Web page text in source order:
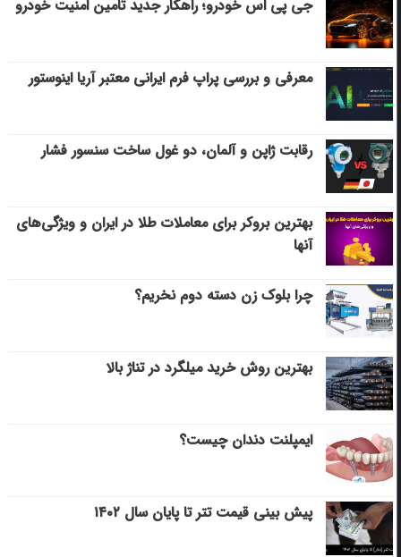
جی پی اس خودرو؛ راهکار جدید تامین امنیت خودرو
معرفی و بررسی پراپ فرم ایرانی معتبر آریا اینوستور
رقابت ژاپن و آلمان، دو غول ساخت سنسور فشار
بهترین بروکر برای معاملات طلا در ایران و ویژگی‌های
آنها
چرا بلوک زن دسته دوم نخریم؟
بهترین روش خرید میلگرد در تناژ بالا
ایمپلنت دندان چیست؟
پیش بینی قیمت تتر تا پایان سال ۱۴۰۲